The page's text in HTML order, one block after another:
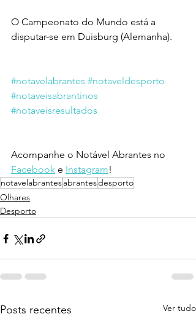
O Campeonato do Mundo está a
disputar-se em Duisburg (Alemanha).
#notavelabrantes #notaveldesporto
#notaveisabrantinos
#notaveisresultados
Acompanhe o Notável Abrantes no
Facebook e Instagram!
notavelabrantesabrantesdesporto
Olhares
Desporto
Posts recentes Ver tudo